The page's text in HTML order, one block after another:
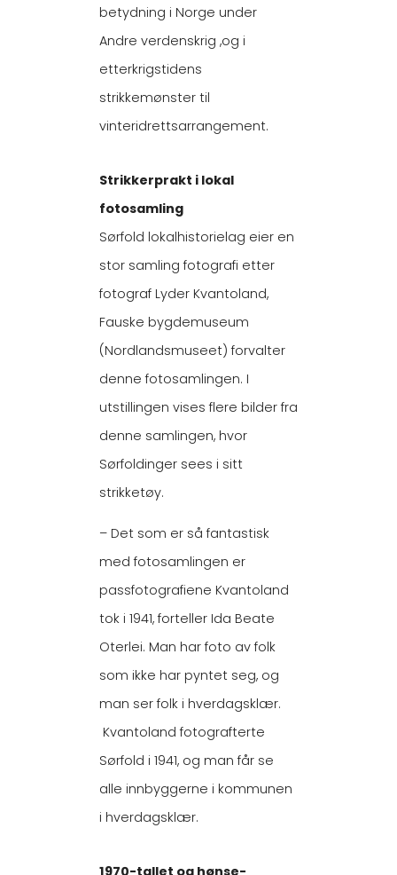
betydning i Norge under
Andre verdenskrig ,og i
etterkrigstidens
strikkemønster til
vinteridrettsarrangement.
Strikkerprakt i lokal
fotosamling
Sørfold lokalhistorielag eier en
stor samling fotografi etter
fotograf Lyder Kvantoland,
Fauske bygdemuseum
(Nordlandsmuseet) forvalter
denne fotosamlingen. I
utstillingen vises flere bilder fra
denne samlingen, hvor
Sørfoldinger sees i sitt
strikketøy.
– Det som er så fantastisk
med fotosamlingen er
passfotografiene Kvantoland
tok i 1941, forteller Ida Beate
Oterlei. Man har foto av folk
som ikke har pyntet seg, og
man ser folk i hverdagsklær.
Kvantoland fotografterte
Sørfold i 1941, og man får se
alle innbyggerne i kommunen
i hverdagsklær.